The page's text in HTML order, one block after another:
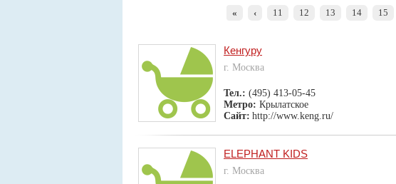
« ‹ 11 12 13 14 15
Кенгуру
г. Москва
Тел.: (495) 413-05-45
Метро: Крылатское
Сайт: http://www.keng.ru/
ELEPHANT KIDS
г. Москва